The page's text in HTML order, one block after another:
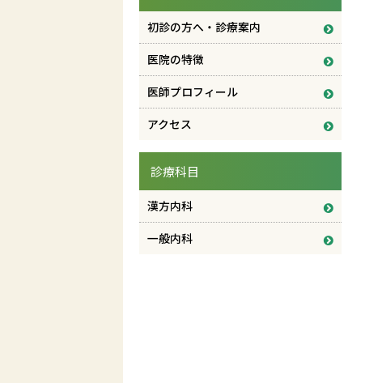
初診の方へ・診療案内
医院の特徴
医師プロフィール
アクセス
診療科目
漢方内科
一般内科